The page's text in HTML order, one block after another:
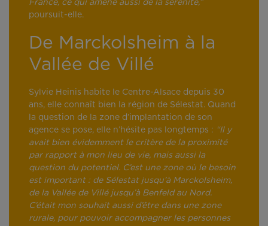
France, ce qui amène aussi de la sérénité,”
poursuit-elle.
De Marckolsheim à la
Vallée de Villé
Sylvie Heinis habite le Centre-Alsace depuis 30
ans, elle connaît bien la région de Sélestat. Quand
la question de la zone d’implantation de son
agence se pose, elle n’hésite pas longtemps : “Il y
avait bien évidemment le critère de la proximité
par rapport à mon lieu de vie, mais aussi la
question du potentiel. C’est une zone où le besoin
est important : de Sélestat jusqu’à Marckolsheim,
de la Vallée de Villé jusqu’à Benfeld au Nord.
C’était mon souhait aussi d’être dans une zone
rurale, pour pouvoir accompagner les personnes